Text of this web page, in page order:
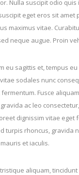
Nulla suscipit odio
eget eros sit
maximus vitae.
neque augue. Proin
eu sagittis et, tempus
sodales nunc
Fusce
ac leo
dignissim vitae eget
turpis rhoncus, gravida
et iaculis.
aliquam,